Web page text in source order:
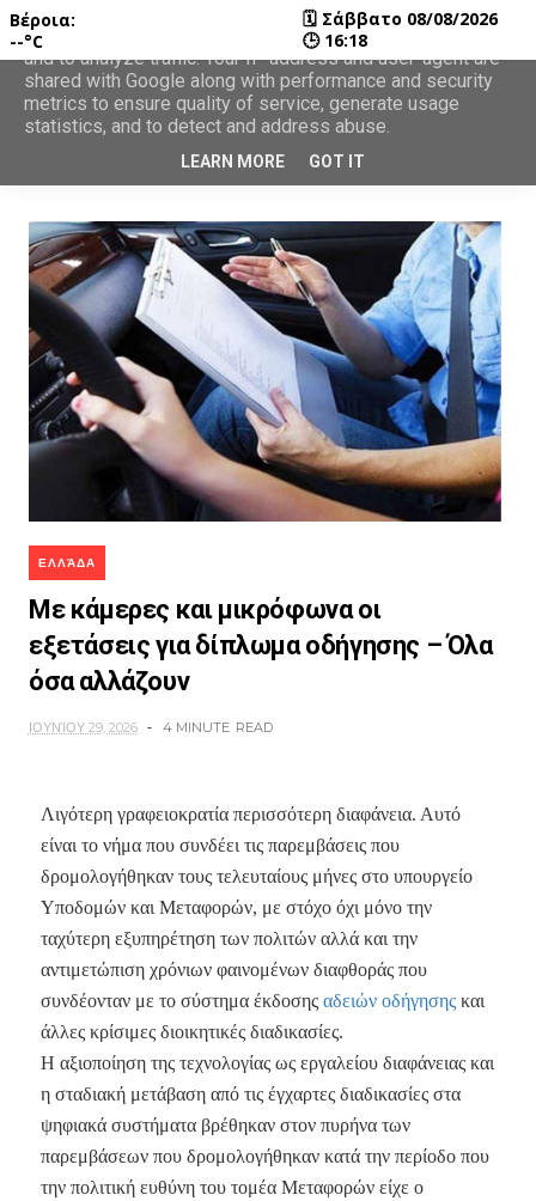
ΕΛΛΆΔΑ
Με κάμερες και μικρόφωνα οι
εξετάσεις για δίπλωμα οδήγησης – Όλα
όσα αλλάζουν
ΙΟΥΝΊΟΥ 29, 2026 4 MINUTE READ
Λιγότερη γραφειοκρατία περισσότερη διαφάνεια. Αυτό
είναι το νήμα που συνδέει τις παρεμβάσεις που
δρομολογήθηκαν τους τελευταίους μήνες στο υπουργείο
Υποδομών και Μεταφορών, με στόχο όχι μόνο την
ταχύτερη εξυπηρέτηση των πολιτών αλλά και την
αντιμετώπιση χρόνιων φαινομένων διαφθοράς που
συνδέονταν με το σύστημα έκδοσης αδειών οδήγησηςκαι
άλλες κρίσιμες διοικητικές διαδικασίες.
Η αξιοποίηση της τεχνολογίας ως εργαλείου διαφάνειας και
η σταδιακή μετάβαση από τις έγχαρτες διαδικασίες στα
ψηφιακά συστήματα βρέθηκαν στον πυρήνα των
παρεμβάσεων που δρομολογήθηκαν κατά την περίοδο που
την πολιτική ευθύνη του τομέα Μεταφορών είχε ο
Βέροια:
--°C
🗓 Σάββατο 08/08/2026
🕒 16:18
This site uses cookies from Google to deliver its services
and to analyze traffic. Your IP address and user-agent are
shared with Google along with performance and security
metrics to ensure quality of service, generate usage
statistics, and to detect and address abuse.
LEARN MORE GOT IT